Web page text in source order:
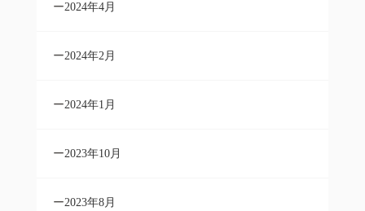
2024年4月
2024年2月
2024年1月
2023年10月
2023年8月